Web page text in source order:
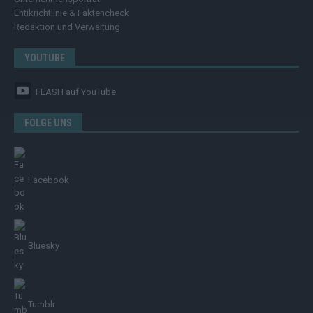
Ehtikrichtlinie & Faktencheck
Redaktion und Verwaltung
YOUTUBE
FLASH auf YouTube
FOLGE UNS
Facebook
Bluesky
Tumblr